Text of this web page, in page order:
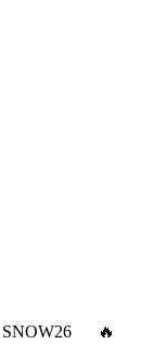
SNOW26 🔥